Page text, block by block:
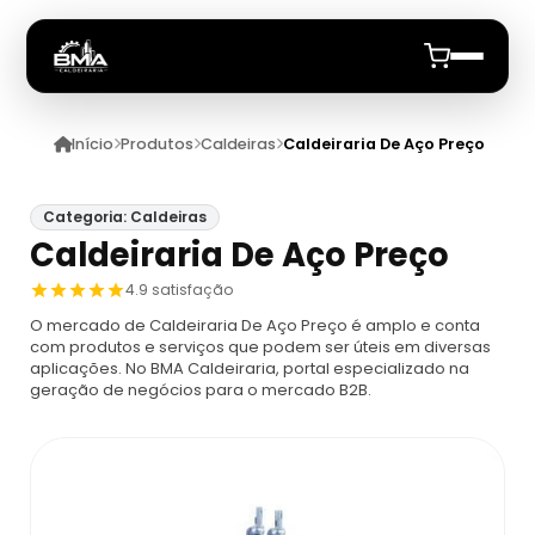
Início
Quem Somos
Caldeiras
Automação De Caldeiras
Caldeira De Recuperação Celulose
Inspecao Feitas Em Caldeiras
Cotar Inspeção De Caldeiras
Empresa De Montagem De Caldeiras A Gás
Anuncie
Início Produtos Caldeiras Caldeiraria De Aço Preço
Categoria: Caldeiras
Caldeiraria De Aço Preço
4.9 satisfação
O mercado de Caldeiraria De Aço Preço é amplo e conta
com produtos e serviços que podem ser úteis em diversas
aplicações. No BMA Caldeiraria, portal especializado na
geração de negócios para o mercado B2B.